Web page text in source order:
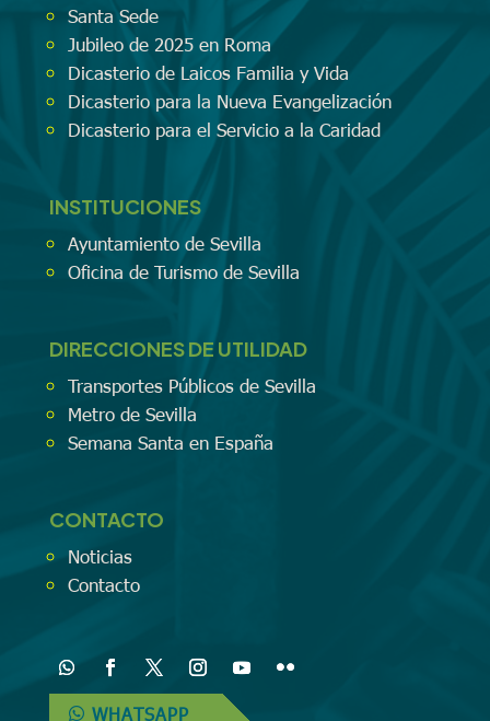
Santa Sede
Jubileo de 2025 en Roma
Dicasterio de Laicos Familia y Vida
Dicasterio para la Nueva Evangelización
Dicasterio para el Servicio a la Caridad
INSTITUCIONES
Ayuntamiento de Sevilla
Oficina de Turismo de Sevilla
DIRECCIONES DE UTILIDAD
Transportes Públicos de Sevilla
Metro de Sevilla
Semana Santa en España
CONTACTO
Noticias
Contacto
WHATSAPP